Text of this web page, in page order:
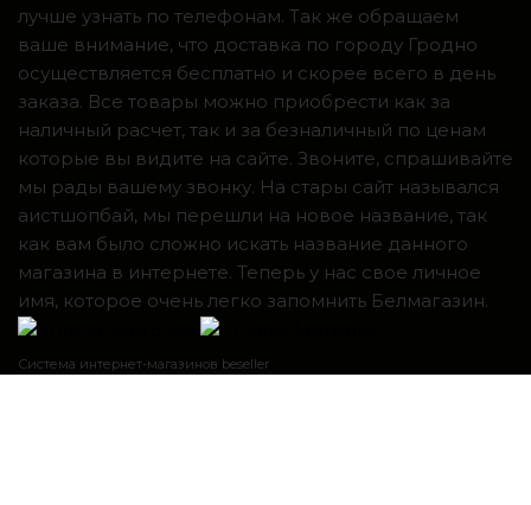
лучше узнать по телефонам. Так же обращаем
ваше внимание, что доставка по городу Гродно
осуществляется бесплатно и скорее всего в день
заказа. Все товары можно приобрести как за
наличный расчет, так и за безналичный по ценам
которые вы видите на сайте. Звоните, спрашивайте
мы рады вашему звонку. На стары сайт назывался
аистшопбай, мы перешли на новое название, так
как вам было сложно искать название данного
магазина в интернете. Теперь у нас свое личное
имя, которое очень легко запомнить Белмагазин.
Система интернет-магазинов beseller